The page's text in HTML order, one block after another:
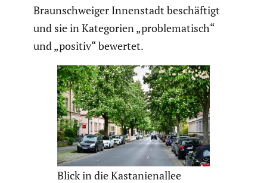
Braun­schweiger Innen­stadt beschäf­tigt
und sie in Katego­rien „proble­ma­tisch“
und „positiv“ bewertet.
Blick in die Kasta­ni­en­allee